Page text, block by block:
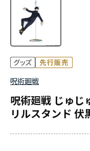
呪術廻戦
呪術廻戦 じゅじ
リルスタンド 伏